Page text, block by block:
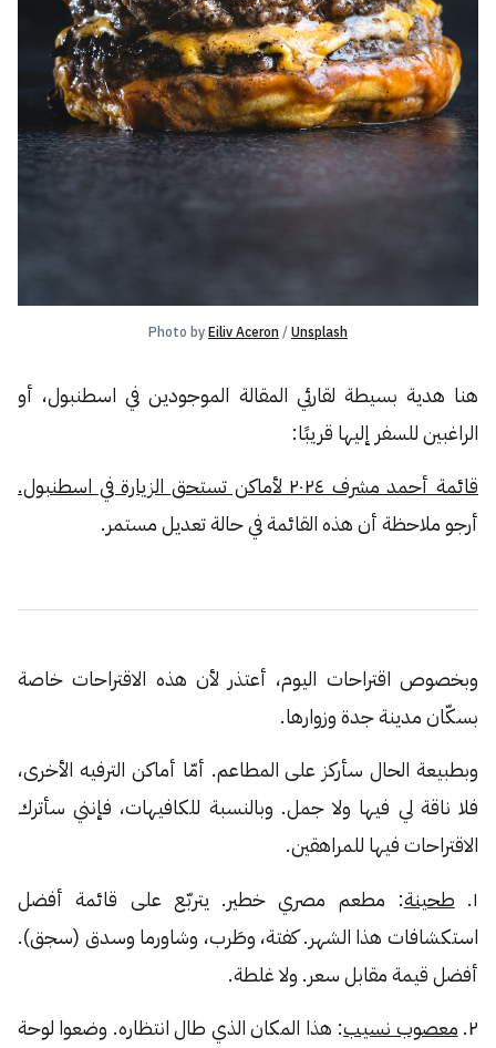
Photo by Eiliv Aceron / Unsplash
هنا هدية بسيطة لقارئي المقالة الموجودين في اسطنبول، أو
الراغبين للسفر إليها قريبًا:
قائمة أحمد مشرف ٢٠٢٤ لأماكن تستحق الزيارة في اسطنبول.
أرجو ملاحظة أن هذه القائمة في حالة تعديل مستمر.
وبخصوص اقتراحات اليوم، أعتذر لأن هذه الاقتراحات خاصة
بسكّان مدينة جدة وزوارها.
وبطبيعة الحال سأركز على المطاعم. أمّا أماكن الترفيه الأخرى،
فلا ناقة لي فيها ولا جمل. وبالنسبة للكافيهات، فإنني سأترك
الاقتراحات فيها للمراهقين.
١.
طحينة: مطعم مصري خطير. يتربّع على قائمة أفضل
استكشافات هذا الشهر. كفتة، وطَرب، وشاورما وسدق (سجق).
أفضل قيمة مقابل سعر. ولا غلطة.
٢. معصوب نسيب: هذا المكان الذي طال انتظاره. وضعوا لوحة